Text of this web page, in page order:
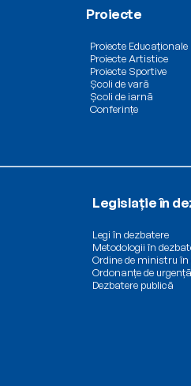
Proiecte
Proiecte Educaționale
Proiecte Artistice
Proiecte Sportive
Școli de vară
Școli de iarnă
Conferințe
Legislație în
Legi în dezbatere
Metodologii în
Ordine de ministru în
Ordonanțe de
Dezbatere publică